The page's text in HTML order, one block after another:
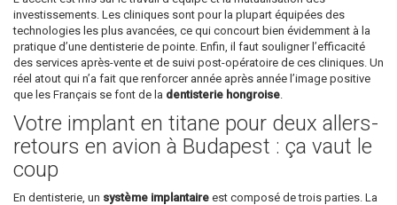
investissements. Les cliniques sont pour la plupart équipées des
technologies les plus avancées, ce qui concourt bien évidemment à la
pratique d’une dentisterie de pointe. Enfin, il faut souligner l’efficacité
des services après-vente et de suivi post-opératoire de ces cliniques. Un
réel atout qui n’a fait que renforcer année après année l’image positive
que les Français se font de la dentisterie hongroise
Votre implant en titane pour deux allers-
retours en avion à Budapest : ça vaut le
coup
En dentisterie, un système implantaire est composé de trois parties. La